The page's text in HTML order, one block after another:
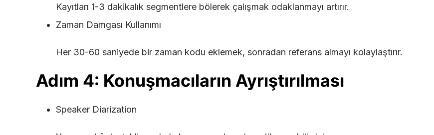
Kayıtları 1-3 dakikalık segmentlere bölerek çalışmak odaklanmayı artırır.
Zaman Damgası Kullanımı
Her 30-60 saniyede bir zaman kodu eklemek, sonradan referans almayı kolaylaştırır.
Adım 4: Konuşmacıların Ayrıştırılması
Speaker Diarization